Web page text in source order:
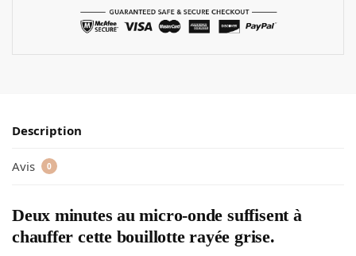
Description
Avis 0
Deux minutes au micro-onde suffisent à
chauffer cette bouillotte rayée grise.